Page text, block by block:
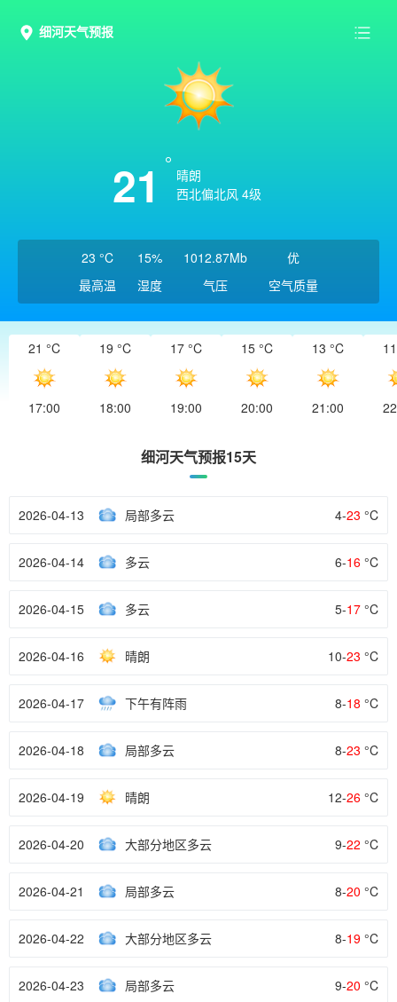
细河天气预报
21
晴朗
西北偏北风 4级
23 °C
最高温
15%
湿度
1012.87Mb
气压
优
空气质量
21 °C
17:00
19 °C
18:00
17 °C
19:00
15 °C
20:00
13 °C
21:00
细河天气预报15天
2026-04-13 局部多云 4-23 °C
2026-04-14 多云 6-16 °C
2026-04-15 多云 5-17 °C
2026-04-16 晴朗 10-23 °C
2026-04-17 下午有阵雨 8-18 °C
2026-04-18 局部多云 8-23 °C
2026-04-19 晴朗 12-26 °C
2026-04-20 大部分地区多云 9-22 °C
2026-04-21 局部多云 8-20 °C
2026-04-22 大部分地区多云 8-19 °C
2026-04-23 局部多云 9-20 °C